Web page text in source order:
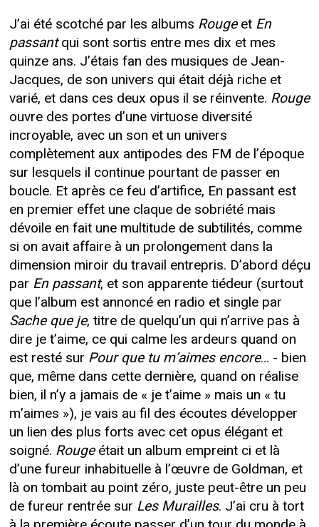
J’ai été scotché par les albums Rougeet En
passantqui sont sortis entre mes dix et mes
quinze ans. J’étais fan des musiques de Jean-
Jacques, de son univers qui était déjà riche et
varié, et dans ces deux opus il se réinvente. Rouge
ouvre des portes d’une virtuose diversité
incroyable, avec un son et un univers
complètement aux antipodes des FM de l’époque
sur lesquels il continue pourtant de passer en
boucle. Et après ce feu d’artifice, En passant est
en premier effet une claque de sobriété mais
dévoile en fait une multitude de subtilités, comme
si on avait affaire à un prolongement dans la
dimension miroir du travail entrepris. D’abord déçu
par En passant, et son apparente tiédeur (surtout
que l’album est annoncé en radio et single par
Sache que je, titre de quelqu’un qui n’arrive pas à
dire je t’aime, ce qui calme les ardeurs quand on
est resté sur Pour que tu m’aimes encore… - bien
que, même dans cette dernière, quand on réalise
bien, il n’y a jamais de « je t’aime » mais un « tu
m’aimes »), je vais au fil des écoutes développer
un lien des plus forts avec cet opus élégant et
soigné. Rougeétait un album empreint ci et là
d’une fureur inhabituelle à l’œuvre de Goldman, et
là on tombait au point zéro, juste peut-être un peu
de fureur rentrée sur Les Murailles. J’ai cru à tort